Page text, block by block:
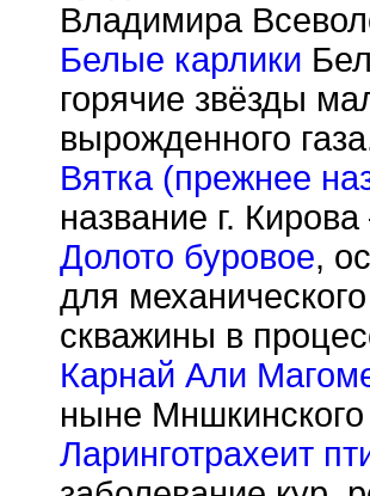
Владимира
Белые карлики Бе
горячие звёзды
вырожденного
Вятка (прежнее
название г.
Долото буровое,
для
скважины в
Карнай Али
ныне
Ларинготрахеит